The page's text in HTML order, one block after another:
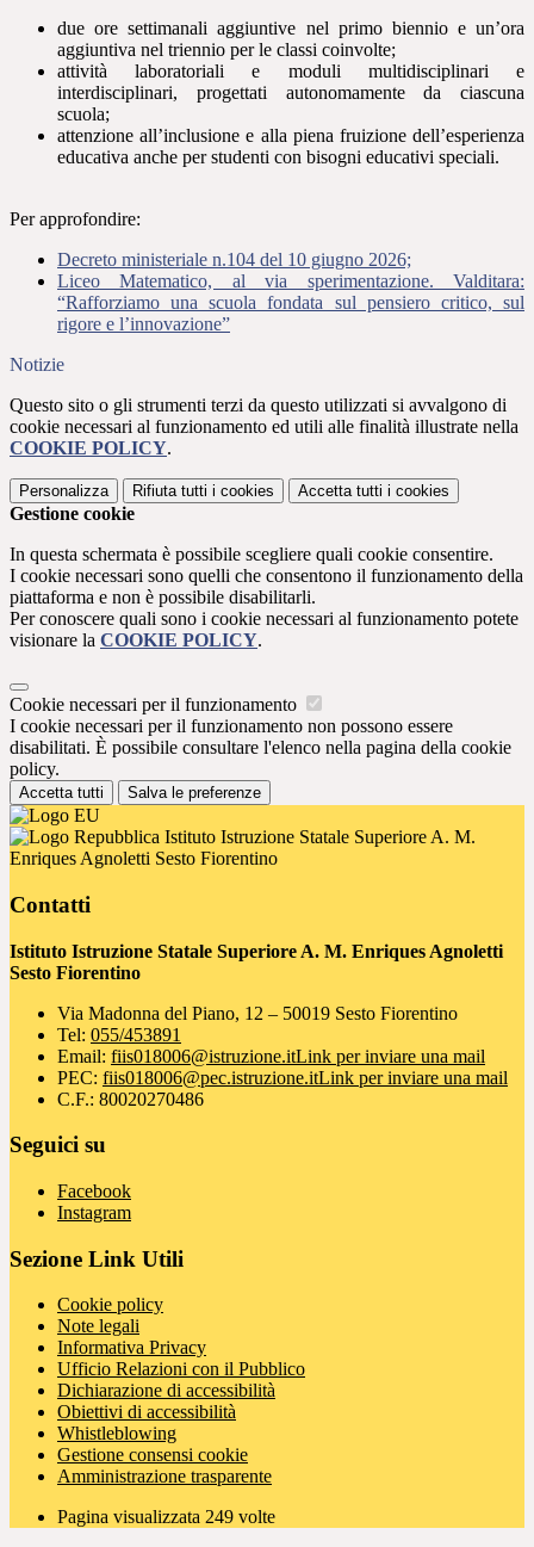
due ore settimanali aggiuntive nel primo biennio e un’ora
aggiuntiva nel triennio per le classi coinvolte;
attività laboratoriali e moduli multidisciplinari e
interdisciplinari, progettati autonomamente da ciascuna
scuola;
attenzione all’inclusione e alla piena fruizione dell’esperienza
educativa anche per studenti con bisogni educativi speciali.
Per approfondire:
Decreto ministeriale n.104 del 10 giugno 2026;
Liceo Matematico, al via sperimentazione. Valditara:
“Rafforziamo una scuola fondata sul pensiero critico, sul
rigore e l’innovazione”
Notizie
Questo sito o gli strumenti terzi da questo utilizzati si avvalgono di
cookie necessari al funzionamento ed utili alle finalità illustrate nella
COOKIE POLICY.
Personalizza Rifiuta tutti i cookies Accetta tutti i cookies
Gestione cookie
In questa schermata è possibile scegliere quali cookie consentire.
I cookie necessari sono quelli che consentono il funzionamento della
piattaforma e non è possibile disabilitarli.
Per conoscere quali sono i cookie necessari al funzionamento potete
visionare la COOKIE POLICY.
Cookie necessari per il funzionamento
I cookie necessari per il funzionamento non possono essere
disabilitati. È possibile consultare l'elenco nella pagina della cookie
policy.
Accetta tutti Salva le preferenze
Istituto Istruzione Statale Superiore A. M.
Enriques Agnoletti Sesto Fiorentino
Contatti
Istituto Istruzione Statale Superiore A. M. Enriques Agnoletti
Sesto Fiorentino
Via Madonna del Piano, 12 – 50019 Sesto Fiorentino
Tel: 055/453891
Email: fiis018006@istruzione.itLink per inviare una mail
PEC: fiis018006@pec.istruzione.itLink per inviare una mail
C.F.: 80020270486
Seguici su
Facebook
Instagram
Sezione Link Utili
Cookie policy
Note legali
Informativa Privacy
Ufficio Relazioni con il Pubblico
Dichiarazione di accessibilità
Obiettivi di accessibilità
Whistleblowing
Gestione consensi cookie
Amministrazione trasparente
Pagina visualizzata 249 volte